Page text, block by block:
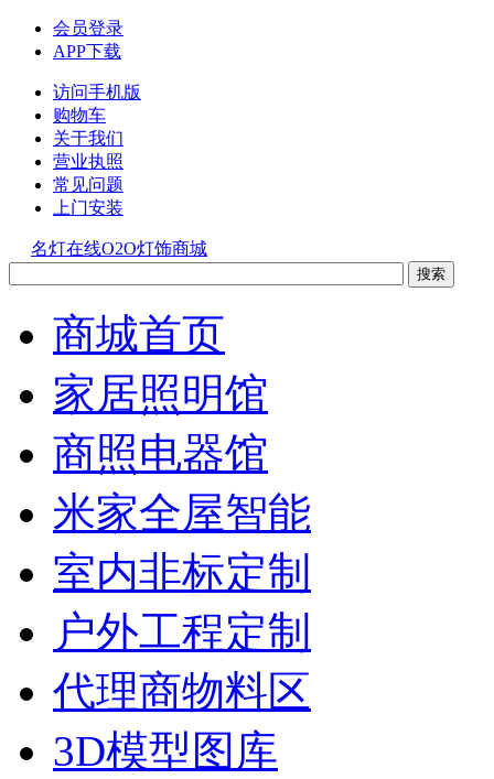
会员登录
APP下载
访问手机版
购物车
关于我们
营业执照
常见问题
上门安装
名灯在线O2O灯饰商城
商城首页
家居照明馆
商照电器馆
米家全屋智能
室内非标定制
户外工程定制
代理商物料区
3D模型图库